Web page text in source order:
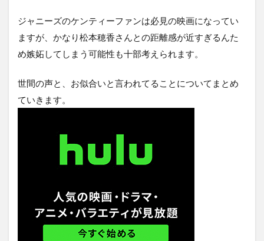
ジャニーズのケンティーファンは必見の映画になってい
ますが、かなり松本穂香さんとの距離感が近すぎるんた
め嫉妬してしまう可能性も十部考えられます。
世間の声と、お似合いと言われてることについてまとめ
ていきます。